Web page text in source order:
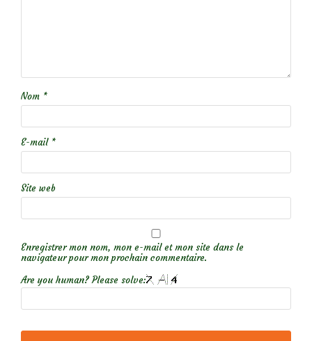
Nom *
E-mail *
Site web
Enregistrer mon nom, mon e-mail et mon site dans le
navigateur pour mon prochain commentaire.
Are you human? Please solve: